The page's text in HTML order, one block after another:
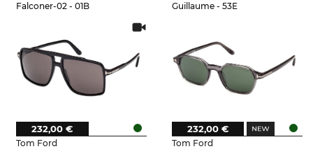
Falconer-02 - 01B
Guillaume - 53E
Tom Ford
232,00 €
Tom Ford
232,00 €